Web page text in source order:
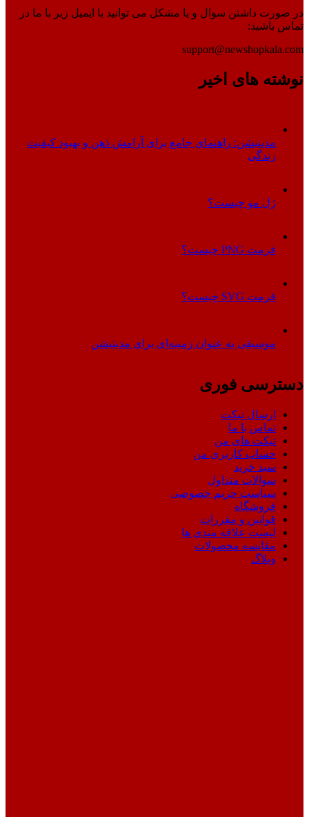
در صورت داشتن سوال و یا مشکل می توانید با ایمیل زیر با ما در
تماس باشید:
support@newshopkala.com
نوشته های اخیر
مدیتیشن: راهنمای جامع برای آرامش ذهن و بهبود کیفیت
زندگی
ژل مو چیست؟
فرمت PNG چیست؟
فرمت SVG چیست؟
موسیقی به عنوان زمینه‌ای برای مدیتیشن
دسترسی فوری
ارسال تیکت
تماس با ما
تیکت های من
حساب کاربری من
سبد خرید
سوالات متداول
سیاست حریم خصوصی
فروشگاه
قوانین و مقررات
لیست علاقه مندی ها
مقایسه محصولات
وبلاگ